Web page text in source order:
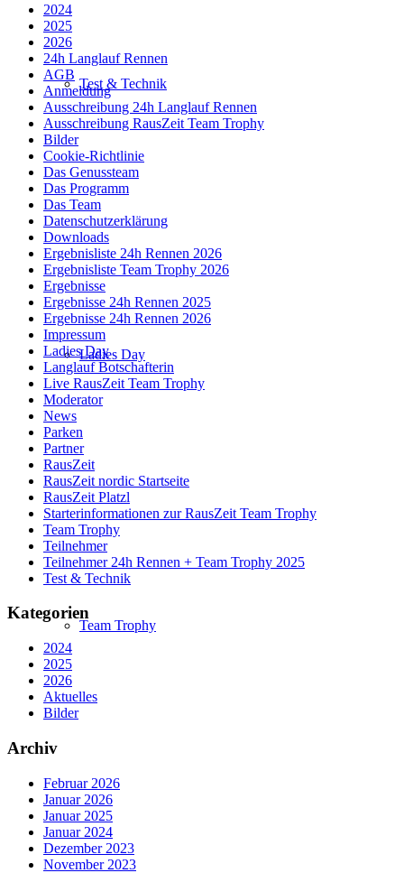
Test & Technik
Ladies Day
Team Trophy
2024
2025
2026
24h Langlauf Rennen
AGB
Anmeldung
Ausschreibung 24h Langlauf Rennen
Ausschreibung RausZeit Team Trophy
Bilder
Cookie-Richtlinie
Das Genussteam
Das Programm
Das Team
Datenschutzerklärung
Downloads
Ergebnisliste 24h Rennen 2026
Ergebnisliste Team Trophy 2026
Ergebnisse
Ergebnisse 24h Rennen 2025
Ergebnisse 24h Rennen 2026
Impressum
Ladies Day
Langlauf Botschafterin
Live RausZeit Team Trophy
Moderator
News
Parken
Partner
RausZeit
RausZeit nordic Startseite
RausZeit Platzl
Starterinformationen zur RausZeit Team Trophy
Team Trophy
Teilnehmer
Teilnehmer 24h Rennen + Team Trophy 2025
Test & Technik
Kategorien
2024
2025
2026
Aktuelles
Bilder
Archiv
Februar 2026
Januar 2026
Januar 2025
Januar 2024
Dezember 2023
November 2023